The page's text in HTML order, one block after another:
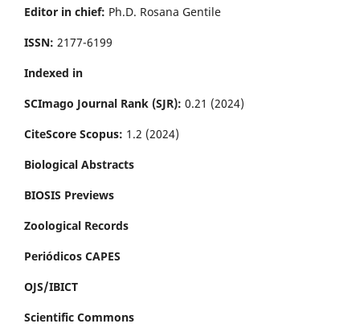
Editor in chief: Ph.D. Rosana Gentile
ISSN: 2177-6199
Indexed in
SCImago Journal Rank (SJR): 0.21 (2024)
CiteScore Scopus: 1.2 (2024)
Biological Abstracts
BIOSIS Previews
Zoological Records
Periódicos CAPES
OJS/IBICT
Scientific Commons